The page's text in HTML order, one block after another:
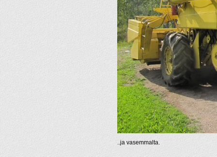
..ja vasemmalta.